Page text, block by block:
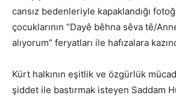
cansız bedenleriyle kapaklandığı
çocuklarının “Dayê bêhna sêva tê/
alıyorum” feryatları ile hafızalara
Kürt halkının eşitlik ve özgürlük
şiddet ile bastırmak isteyen Saddam